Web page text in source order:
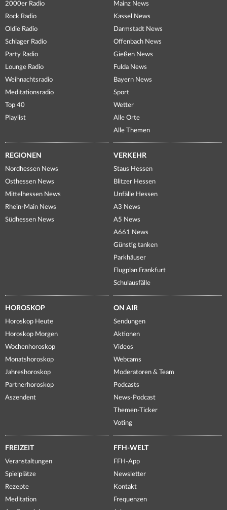
2000er Radio
Rock Radio
Oldie Radio
Schlager Radio
Party Radio
Lounge Radio
Weihnachtsradio
Meditationsradio
Top 40
Playlist
Mainz News
Kassel News
Darmstadt News
Offenbach News
Gießen News
Fulda News
Bayern News
Sport
Wetter
Alle Orte
Alle Themen
REGIONEN
Nordhessen News
Osthessen News
Mittelhessen News
Rhein-Main News
Südhessen News
VERKEHR
Staus Hessen
Blitzer Hessen
Unfälle Hessen
A3 News
A5 News
A661 News
Günstig tanken
Parkhäuser
Flugplan Frankfurt
Schulausfälle
HOROSKOP
Horoskop Heute
Horoskop Morgen
Wochenhoroskop
Monatshoroskop
Jahreshoroskop
Partnerhoroskop
Aszendent
ON AIR
Sendungen
Aktionen
Videos
Webcams
Moderatoren & Team
Podcasts
News-Podcast
Themen-Ticker
Voting
FREIZEIT
Veranstaltungen
Spielplätze
Rezepte
Meditation
FFH-WELT
FFH-App
Newsletter
Kontakt
Frequenzen